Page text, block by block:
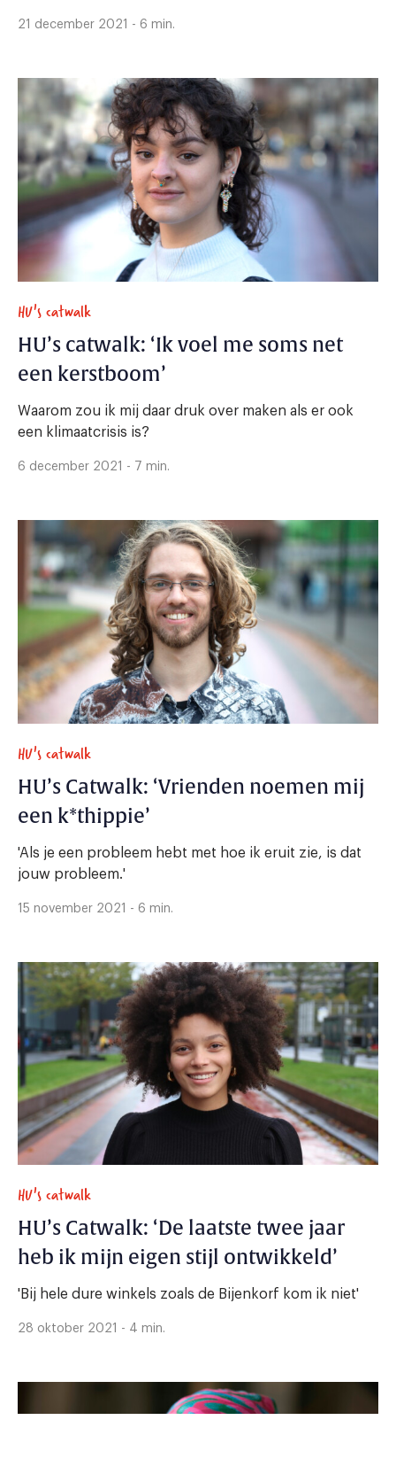
21 december 2021 - 6 min.
HU's catwalk
HU’s catwalk: ‘Ik voel me soms net
een kerstboom’
Waarom zou ik mij daar druk over maken als er ook
een klimaatcrisis is?
6 december 2021 - 7 min.
HU's catwalk
HU’s Catwalk: ‘Vrienden noemen mij
een k*thippie’
'Als je een probleem hebt met hoe ik eruit zie, is dat
jouw probleem.'
15 november 2021 - 6 min.
HU's catwalk
HU’s Catwalk: ‘De laatste twee jaar
heb ik mijn eigen stijl ontwikkeld’
'Bij hele dure winkels zoals de Bijenkorf kom ik niet'
28 oktober 2021 - 4 min.